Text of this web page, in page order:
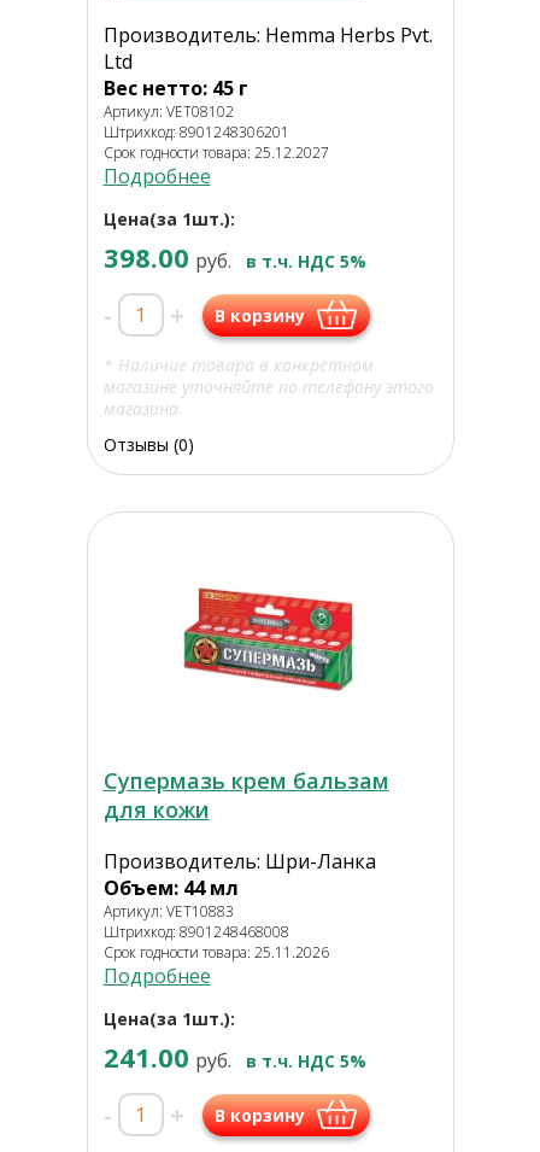
Производитель: Hemma Herbs Pvt.
Ltd
Вес нетто: 45 г
Артикул: VET08102
Штрихкод: 8901248306201
Срок годности товара: 25.12.2027
Подробнее
Цена(за 1шт.):
398.00 руб. в т.ч. НДС 5%
- + В корзину
* Наличие товара в конкретном
магазине уточняйте по телефону этого
магазина.
Отзывы (0)
Супермазь крем бальзам
для кожи
Производитель: Шри-Ланка
Объем: 44 мл
Артикул: VET10883
Штрихкод: 8901248468008
Срок годности товара: 25.11.2026
Подробнее
Цена(за 1шт.):
241.00 руб. в т.ч. НДС 5%
- + В корзину